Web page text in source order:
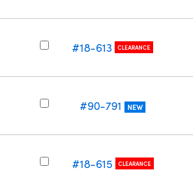
#18-613 CLEARANCE
#90-791 NEW
#18-615 CLEARANCE